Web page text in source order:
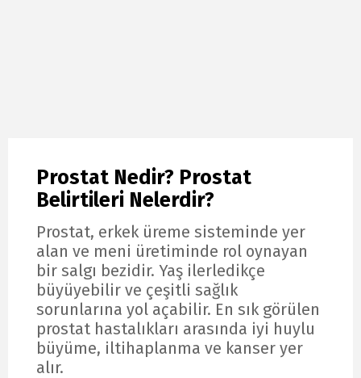
Prostat Nedir? Prostat
Belirtileri Nelerdir?
Prostat, erkek üreme sisteminde yer
alan ve meni üretiminde rol oynayan
bir salgı bezidir. Yaş ilerledikçe
büyüyebilir ve çeşitli sağlık
sorunlarına yol açabilir. En sık görülen
prostat hastalıkları arasında iyi huylu
büyüme, iltihaplanma ve kanser yer
alır.